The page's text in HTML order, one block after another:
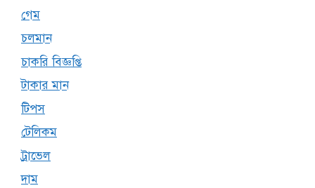
গেম
চলমান
চাকরি বিজ্ঞপ্তি
টাকার মান
টিপস
টেলিকম
ট্রাভেল
দাম